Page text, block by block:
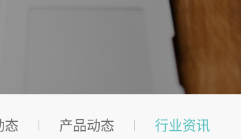
态 产品动态 行业资讯